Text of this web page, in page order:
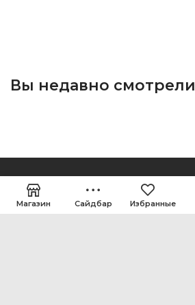
Вы недавно смотрели
Магазин Сайдбар Избранные